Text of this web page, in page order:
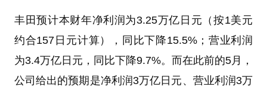
丰田预计本财年净利润为3.25万亿日元（按1美元
约合157日元计算），同比下降15.5%；营业利润
为3.4万亿日元，同比下降9.7%。而在此前的5月，
公司给出的预期是净利润3万亿日元、营业利润3万